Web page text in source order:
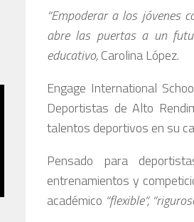
“Empoderar a los jóvenes
abre las puertas a un
educativo,Carolina López.
Engage International
Deportistas de Alto
talentos deportivos en su
Pensado para
entrenamientos y
académico “flexible”,